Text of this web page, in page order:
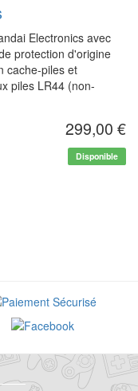
Electronics avec
protection d'origine
cache-piles et
piles LR44 (non-
299,00 €
Disponible